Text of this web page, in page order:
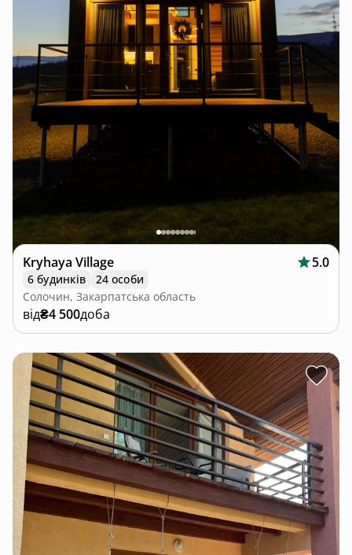
Kryhaya Village 5.0
6 будинків
24 особи
Солочин, Закарпатська область
від₴4 500доба